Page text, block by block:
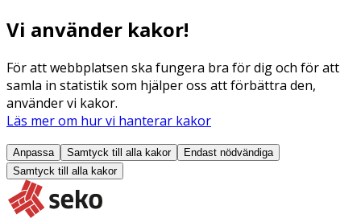
Vi använder kakor!
För att webbplatsen ska fungera bra för dig och för att
samla in statistik som hjälper oss att förbättra den,
använder vi kakor.
Läs mer om hur vi hanterar kakor
Anpassa Samtyck till alla kakor
Endast nödvändiga
Samtyck till alla kakor